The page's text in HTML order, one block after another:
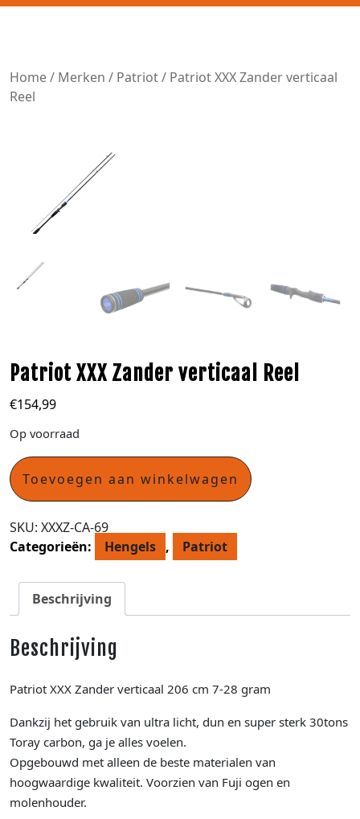
Home/ Merken / Patriot/ Patriot XXX Zander verticaal
Reel
Patriot XXX Zander verticaal Reel
€154,99
Op voorraad
Toevoegen aan winkelwagen
SKU: XXXZ-CA-69
Categorieën:
Hengels , Patriot
Beschrijving
Beschrijving
Patriot XXX Zander verticaal 206 cm 7-28 gram
Dankzij het gebruik van ultra licht, dun en super sterk 30tons
Toray carbon, ga je alles voelen.
Opgebouwd met alleen de beste materialen van
hoogwaardige kwaliteit. Voorzien van Fuji ogen en
molenhouder.